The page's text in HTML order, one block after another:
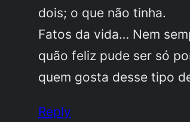
dois; o que não tinha.
Fatos da vida… Nem
quão feliz pude ser só
quem gosta desse tipo
Reply